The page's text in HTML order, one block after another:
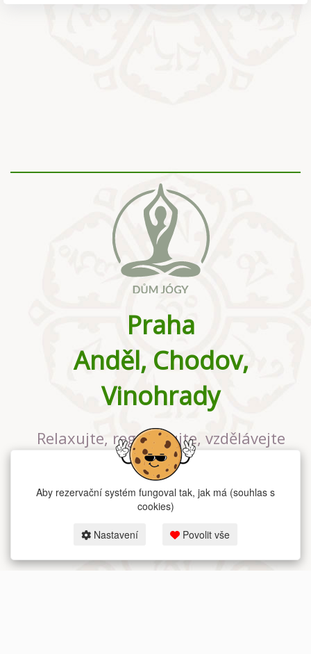
Praha
Anděl, Chodov,
Vinohrady
Relaxujte, regenerujte, vzdělávejte
se v největším jógovém studiu v
Praze
Aby rezervační systém fungoval tak, jak má (souhlas s
cookies)
Nastavení Povolit vše